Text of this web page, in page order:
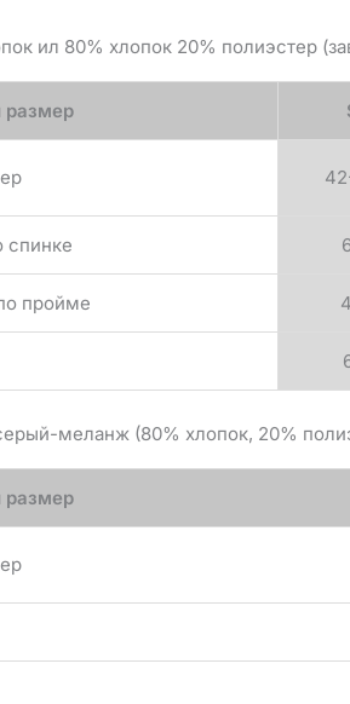
ил 80% хлопок 20% полиэстер
спинке
пройме
меланж (80% хлопок, 20%